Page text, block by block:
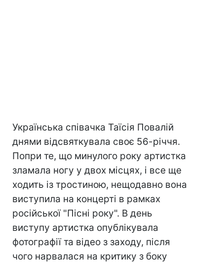
Українська співачка Таїсія Повалій
днями відсвяткувала своє 56-річчя.
Попри те, що минулого року артистка
зламала ногу у двох місцях, і все ще
ходить із тростиною, нещодавно вона
виступила на концерті в рамках
російської "Пісні року". В день
виступу артистка опублікувала
фотографії та відео з заходу, після
чого нарвалася на критику з боку